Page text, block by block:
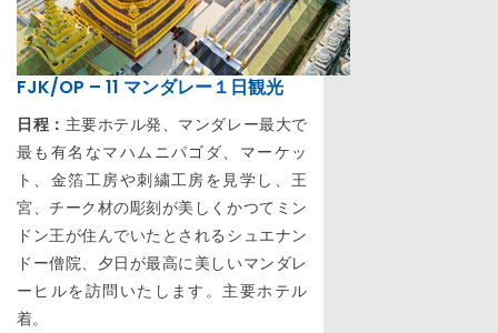
FJK/OP – 11 マンダレー１日観光
日程： 主要ホテル発、マンダレー最大で
最も有名なマハムニパゴダ、マーケッ
ト、金箔工房や刺繍工房を見学し、王
宮、チーク材の彫刻が美しくかつてミン
ドン王が住んでいたとされるシュエナン
ドー僧院、夕日が最高に美しいマンダレ
ーヒルを訪問いたします。主要ホテル
着。